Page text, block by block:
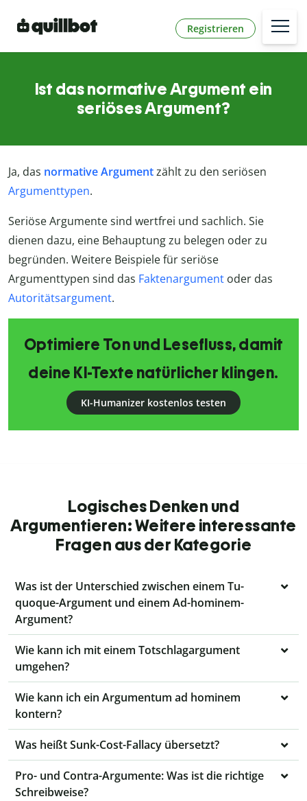
Registrieren
Ist das normative Argument ein
seriöses Argument?
Ja, das normative Argumentzählt zu den seriösen
Argumenttypen.
Seriöse Argumente sind wertfrei und sachlich. Sie
dienen dazu, eine Behauptung zu belegen oder zu
begründen. Weitere Beispiele für seriöse
Argumenttypen sind das Faktenargument oder das
Autoritätsargument.
Optimiere Ton und Lesefluss, damit
deine KI-Texte natürlicher klingen.
KI-Humanizer kostenlos testen
Logisches Denken und
Argumentieren: Weitere interessante
Fragen aus der Kategorie
Was ist der Unterschied zwischen einem Tu-
quoque-Argument und einem Ad-hominem-
Argument?
Wie kann ich mit einem Totschlagargument
umgehen?
Wie kann ich ein Argumentum ad hominem
kontern?
Was heißt Sunk-Cost-Fallacy übersetzt?
Pro- und Contra-Argumente: Was ist die richtige
Schreibweise?